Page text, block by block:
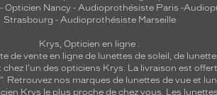
- Opticien Nancy - Audioprothésiste Paris -
Strasbourg - Audioprothésiste Marseille
Krys, Opticien en ligne :
de vente en ligne de lunettes de soleil, de
l'un des opticiens Krys. La livraison est
Retrouvez nos marques de lunettes de vue et
Krys le plus proche de chez vous. Les